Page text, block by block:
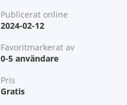
Publicerat online
2024-02-12
Favoritmarkerat av
0-5 användare
Pris
Gratis